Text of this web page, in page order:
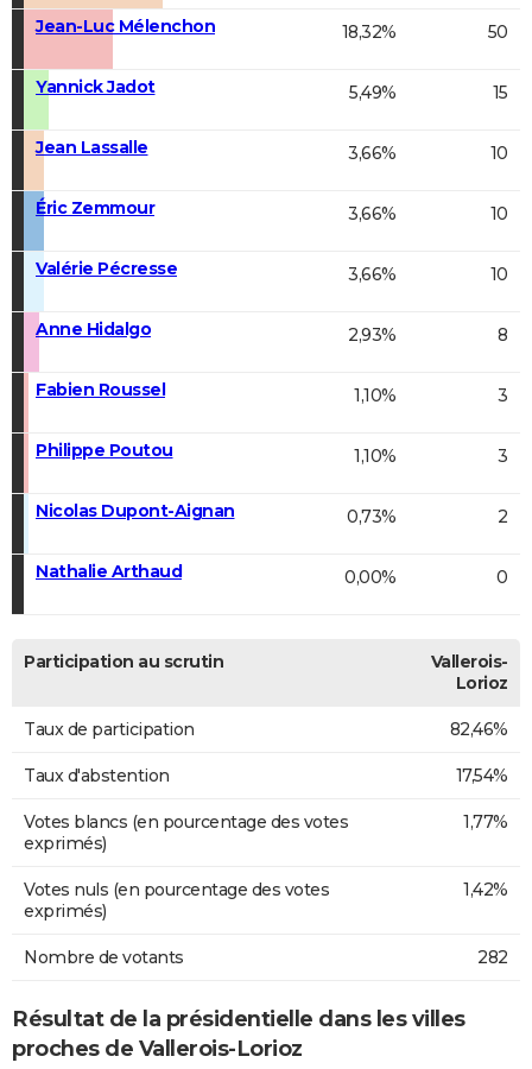
Jean-Luc Mélenchon 18,32% 50
Yannick Jadot 5,49% 15
Jean Lassalle 3,66% 10
Éric Zemmour 3,66% 10
Valérie Pécresse 3,66% 10
Anne Hidalgo 2,93% 8
Fabien Roussel 1,10% 3
Philippe Poutou 1,10% 3
Nicolas Dupont-Aignan 0,73% 2
Nathalie Arthaud 0,00% 0
Participation au scrutin
Vallerois-
Lorioz
Taux de participation 82,46%
Taux d'abstention 17,54%
Votes blancs (en pourcentage des votes
exprimés)
1,77%
Votes nuls (en pourcentage des votes
exprimés)
1,42%
Nombre de votants 282
Résultat de la présidentielle dans les villes
proches de Vallerois-Lorioz